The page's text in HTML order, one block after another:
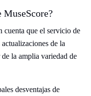
MuseScore?
cuenta que el servicio de
de la
la amplia variedad de
desventajas de